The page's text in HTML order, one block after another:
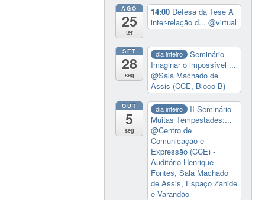
AGO
25
ter
14:00 Defesa da Tese A
inter-relação d...@virtual
SET
28
seg
dia inteiro
Seminário
Imaginar o impossível ...
@Sala Machado de
Assis (CCE, Bloco B)
OUT
5
seg
dia inteiro
II Seminário
Muitas Tempestades:...
@Centro de
Comunicação e
Expressão (CCE) -
Auditório Henrique
Fontes, Sala Machado
de Assis, Espaço Zahide
e Varandão